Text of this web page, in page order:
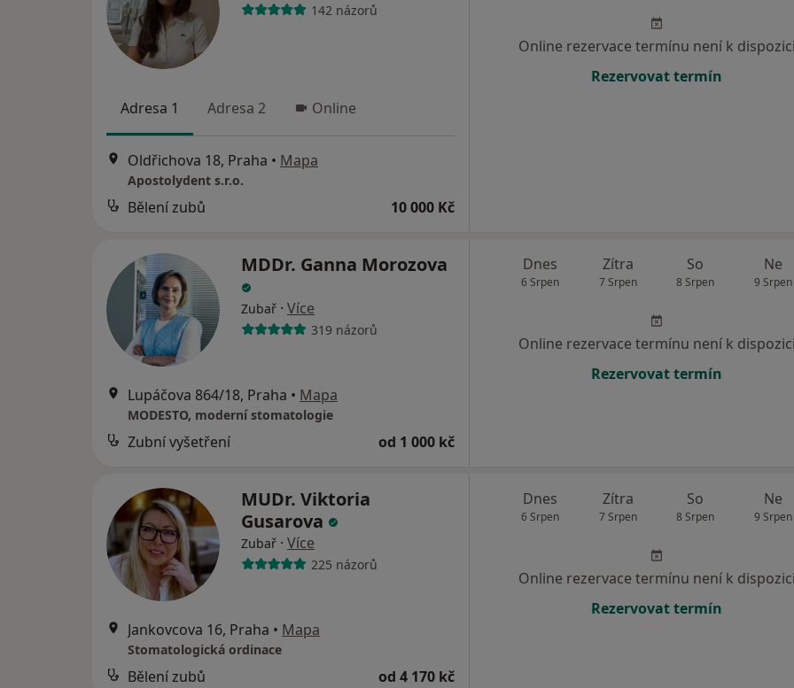
142 názorů
Adresa 1 Adresa 2 Online
Oldřichova 18, Praha • Mapa
Apostolydent s.r.o.
Bělení zubů 10 000 Kč
Online rezervace termínu není k dispozici
Rezervovat termín
MDDr. Ganna Morozova
Zubař · Více
319 názorů
Lupáčova 864/18, Praha • Mapa
MODESTO, moderní stomatologie
Zubní vyšetření od 1 000 kč
Dnes
6 Srpen
Zítra
7 Srpen
So
8 Srpen
Ne
9 Srpen
Online rezervace termínu není k dispozici
Rezervovat termín
MUDr. Viktoria
Gusarova
Zubař · Více
225 názorů
Jankovcova 16, Praha • Mapa
Stomatologická ordinace
Bělení zubů od 4 170 kč
Dnes
6 Srpen
Zítra
7 Srpen
So
8 Srpen
Ne
9 Srpen
Online rezervace termínu není k dispozici
Rezervovat termín